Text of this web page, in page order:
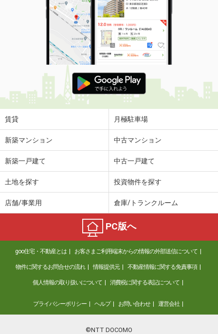
賃貸 月極駐車場
新築マンション 中古マンション
新築一戸建て 中古一戸建て
土地を探す 投資物件を探す
店舗/事業用 倉庫/トランクルーム
PC版へ
goo住宅・不動産とは お客さまご利用端末からの情報の外部送信について
物件に関するお問合せの流れ 情報提供元 不動産情報に関する免責事項
個人情報の取り扱いについて 消費税に関する表記について
プライバシーポリシー ヘルプ お問い合わせ 運営会社
©NTT DOCOMO